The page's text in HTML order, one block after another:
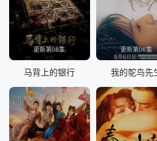
更新第08集
马背上的银行
更新第06集
我的鸵鸟先